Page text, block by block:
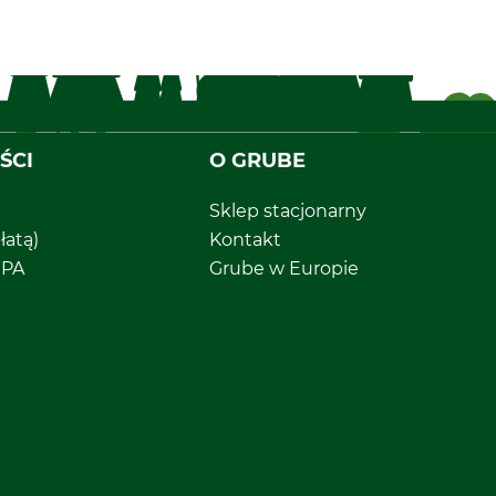
O GRUBE
Sklep stacjonarny
Kontakt
Grube w Europie